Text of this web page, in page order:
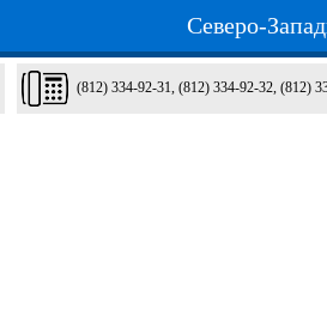
Северо-
(812) 334-92-31, (812) 334-92-32, (812)